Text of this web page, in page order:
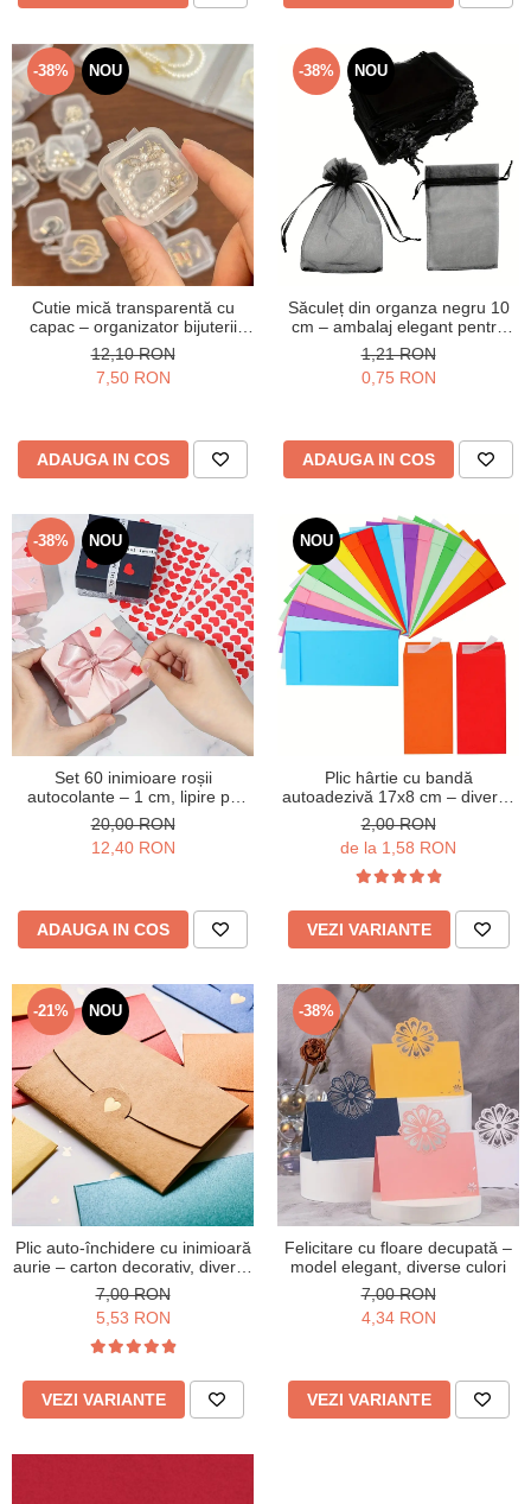
-38% NOU
Cutie mică transparentă cu
capac – organizator bijuterii
elegant
12,10 RON
7,50 RON
ADAUGA IN COS
-38% NOU
Săculeț din organza negru 10
cm – ambalaj elegant pentru
bijuterii
1,21 RON
0,75 RON
ADAUGA IN COS
-38% NOU
Set 60 inimioare roșii
autocolante – 1 cm, lipire pe
orice suprafață
20,00 RON
12,40 RON
ADAUGA IN COS
NOU
Plic hârtie cu bandă
autoadezivă 17x8 cm – diverse
culori
2,00 RON
de la 1,58 RON
VEZI VARIANTE
-21% NOU
Plic auto-închidere cu inimioară
aurie – carton decorativ, diverse
culori
7,00 RON
5,53 RON
VEZI VARIANTE
-38%
Felicitare cu floare decupată –
model elegant, diverse culori
7,00 RON
4,34 RON
VEZI VARIANTE